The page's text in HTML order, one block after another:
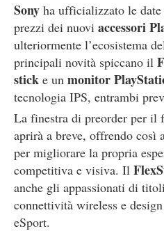
Sony ha ufficializzato le
prezzi dei nuovi accessori
ulteriormente l’ecosistema
principali novità spiccano il
stick e un monitor
tecnologia IPS, entrambi
La finestra di preorder per
aprirà a breve, offrendo così
per migliorare la propria
competitiva e visiva. Il
anche gli appassionati di
connettività wireless e
eSport.